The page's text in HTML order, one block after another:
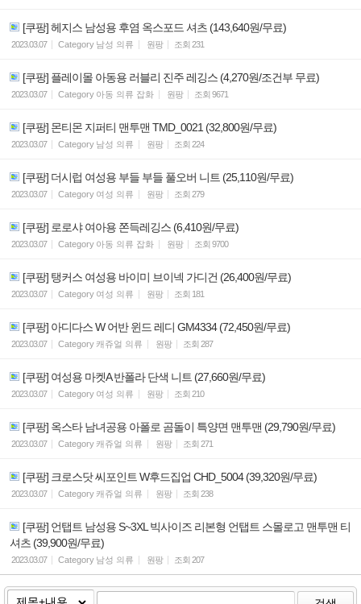
[쿠팡] 헤지스 남성용 후염 옥스포드 셔츠 (143,640원/무료)
2023.03.07 Category 남성 의류 원팡 조회 231
[쿠팡] 플레이몰 아동용 러블리 진주 레깅스 (4,270원/조건부 무료)
2023.03.07 Category 아동 의류 잡화 원팡 조회 9671
[쿠팡] 몬티몬 지퍼티 맨투맨 TMD_0021 (32,800원/무료)
2023.03.07 Category 남성 의류 원팡 조회 224
[쿠팡] 더시럽 여성용 부들 부들 풀오버 니트 (25,110원/무료)
2023.03.07 Category 여성 의류 원팡 조회 279
[쿠팡] 로로샤 여아용 쫀득레깅스 (6,410원/무료)
2023.03.07 Category 아동 의류 잡화 원팡 조회 9700
[쿠팡] 탱커스 여성용 바이미 브이넥 가디건 (26,400원/무료)
2023.03.07 Category 여성 의류 원팡 조회 181
[쿠팡] 아디다스 W 어반 윈드 레디 GM4334 (72,450원/무료)
2023.03.07 Category 캐쥬얼 의류 원팡 조회 287
[쿠팡] 여성용 마켓A 반폴라 단색 니트 (27,660원/무료)
2023.03.07 Category 여성 의류 원팡 조회 210
[쿠팡] 옥스타 남녀공용 아폴로 곰돌이 특양면 맨투맨 (29,790원/무료)
2023.03.07 Category 캐쥬얼 의류 원팡 조회 271
[쿠팡] 크로스닷 씨포인트 W후드집업 CHD_5004 (39,320원/무료)
2023.03.07 Category 캐쥬얼 의류 원팡 조회 238
[쿠팡] 언탭트 남성용 S~3XL 빅사이즈 리본형 언탭트 스몰로고 맨투맨 티
셔츠 (39,900원/무료)
2023.03.07 Category 남성 의류 원팡 조회 207